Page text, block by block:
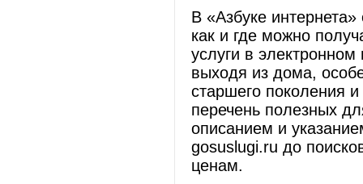
В «Азбуке
как и где можно
услуги в электронном
выходя из дома,
старшего поколения
перечень полезных
описанием и
gosuslugi.ru до
ценам.